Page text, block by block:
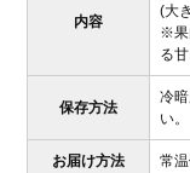
内容
(大
※果
る
保存方法
冷
い。
お届け方法 常